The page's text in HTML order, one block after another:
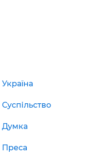
Україна
Суспільство
Думка
Преса